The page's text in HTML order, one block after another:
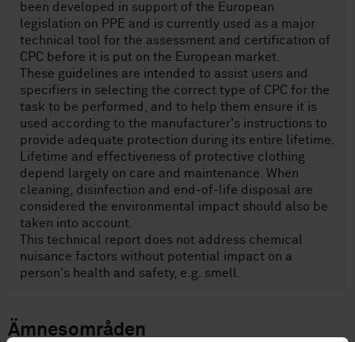
been developed in support of the European
legislation on PPE and is currently used as a major
technical tool for the assessment and certification of
CPC before it is put on the European market.
These guidelines are intended to assist users and
specifiers in selecting the correct type of CPC for the
task to be performed, and to help them ensure it is
used according to the manufacturer's instructions to
provide adequate protection during its entire lifetime.
Lifetime and effectiveness of protective clothing
depend largely on care and maintenance. When
cleaning, disinfection and end-of-life disposal are
considered the environmental impact should also be
taken into account.
This technical report does not address chemical
nuisance factors without potential impact on a
person's health and safety, e.g. smell.
Ämnesområden